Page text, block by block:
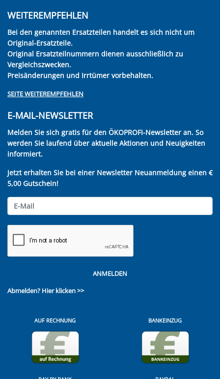
WEITEREMPFEHLEN
Bei den genannten Ersatzteilen handelt es sich nicht um
Original-Ersatzteile.
Original Ersatzteilnummern dienen ausschließlich zu
Vergleichszwecken.
Preisänderungen und Irrtümer vorbehalten.
SEITE WEITEREMPFEHLEN
E-MAIL-NEWSLETTER
Melden Sie sich gratis für den ÖKOPROFI-Newsletter an. So
werden Sie laufend über aktuelle Aktionen und Neuigkeiten
informiert.
Jetzt erhalten Sie bei einer Newsletter Neuanmeldung einen €
5,00 Gutschein!
ANMELDEN
Abmelden? Hier klicken >>
AUF RECHNUNG BANKEINZUG